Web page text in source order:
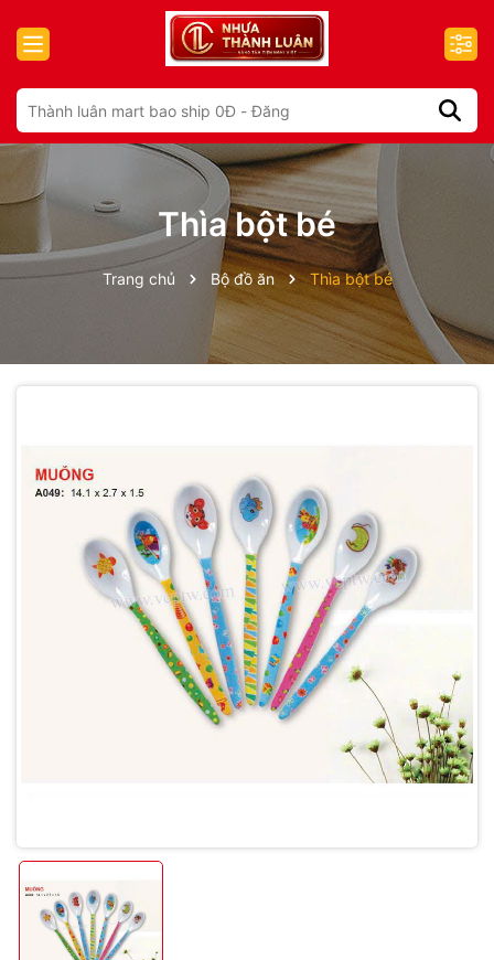
Thìa bột bé
Trang chủ Bộ đồ ăn Thìa bột bé